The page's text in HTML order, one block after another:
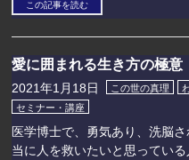
この記事を読む
愛に囲まれる生き方の極意
2021年1月18日 この世の真理
セミナー・講座
医学博士で、勇気あり、洗脳
当に人を救いたいと思ってい